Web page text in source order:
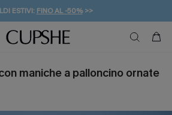
ESTIVI: FINO AL -50%>>
GRATUITA DA 49€
PER I NUOVI: 20% DI SCONTO*
maniche a palloncino ornate